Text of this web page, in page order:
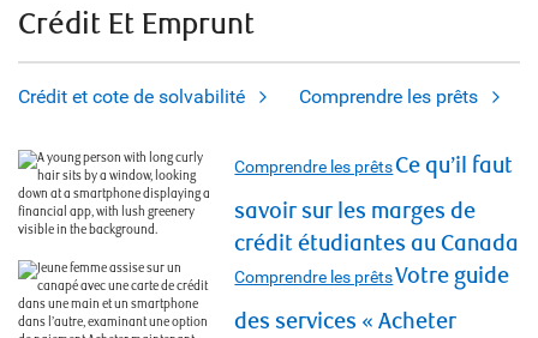
Crédit Et Emprunt
Crédit et cote de solvabilité Comprendre les prêts
Comprendre les prêtsCe qu’il faut
savoir sur les marges de
crédit étudiantes au Canada
Comprendre les prêtsVotre guide
des services « Acheter